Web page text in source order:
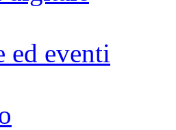
ed eventi